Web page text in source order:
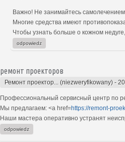
Важно! Не занимайтесь
Многие средства имеют
Чтобы узнать больше о кожном
odpowiedz
ремонт проекторов
Ремонт проектор... (niezweryfikowany) -
Профессиональный сервисный центр по
Мы предлагаем: <a href=https://remont-
Наши мастера оперативно устранят
odpowiedz